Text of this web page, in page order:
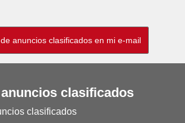
clasificados
clasificados